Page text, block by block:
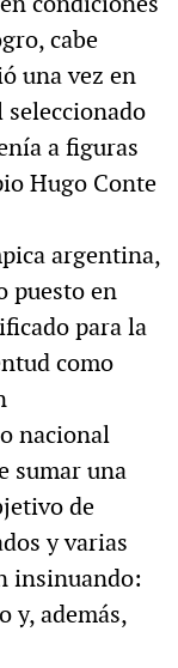
cabe
una vez en
seleccionado
a figuras
Hugo Conte
argentina,
puesto en
para la
como
nacional
sumar una
de
y varias
insinuando:
y, además,